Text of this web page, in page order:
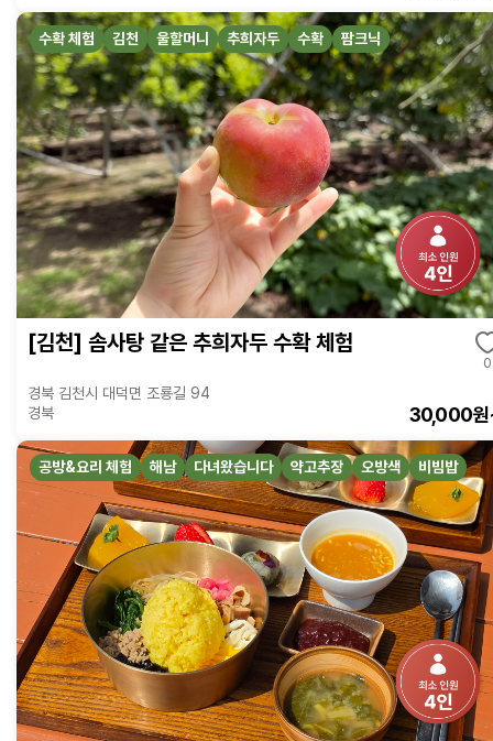
수확 체험 김천 울할머니 추희자두 수확 팜크닉
[김천] 솜사탕 같은 추희자두 수확 체험
0
경북 김천시 대덕면 조룡길 94
경북
30,000
공방&요리 체험 해남 다녀왔습니다 약고추장 오방색 비빔밥